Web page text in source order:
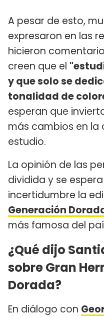
A pesar de esto,
expresaron en las
hicieron
creen que el
y que solo se
tonalidad de
esperan que
más cambios en la
estudio.
La opinión de las
dividida y se
incertidumbre la
Generación
más famosa del
¿Qué dijo
sobre Gran
Dorada?
En diálogo con